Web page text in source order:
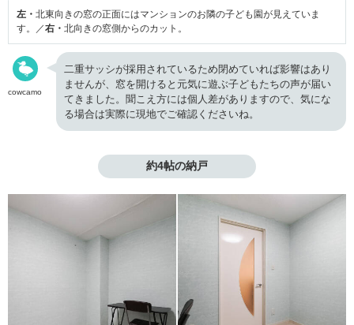
左・ 北東向きの窓の正面にはマンションのお隣の子ども園が見えていま
す。／右・ 北向きの窓側からのカット。
cowcamo
二重サッシが採用されているため閉めていれば影響はあり
ませんが、窓を開けると元気に遊ぶ子どもたちの声が届い
てきました。聞こえ方には個人差がありますので、気にな
る場合は実際に現地でご確認くださいね。
約4帖の納戸